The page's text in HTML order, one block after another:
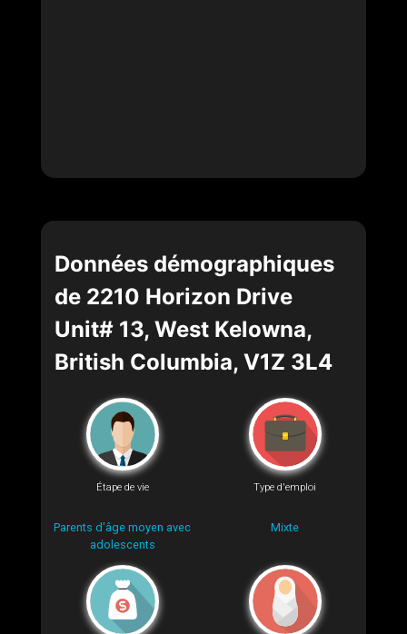
Données démographiques
de 2210 Horizon Drive
Unit# 13, West Kelowna,
British Columbia, V1Z 3L4
Étape de vie
Parents d'âge moyen avec
adolescents
Type d'emploi
Mixte